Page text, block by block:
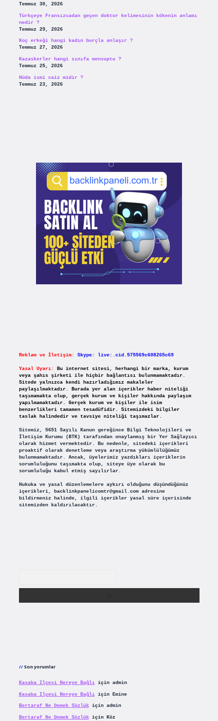
Temmuz 30, 2026
Türkçeye Fransızcadan geçen doktor kelimesinin kökenin anlamı
nedir ?
Temmuz 29, 2026
Koç erkeği hangi kadın burçla anlaşır ?
Temmuz 27, 2026
Kazaskerler hangi sınıfa mensuptu ?
Temmuz 25, 2026
Hüda ismi caiz midir ?
Temmuz 23, 2026
Reklam ve İletişim: Skype: live:.cid.575569c608265c69
Yasal Uyarı:
Bu internet sitesi, herhangi bir marka, kurum
veya şahıs şirketi ile hiçbir bağlantısı bulunmamaktadır.
Sitede yalnızca kendi hazırladığımız makaleler
paylaşılmaktadır. Burada yer alan içerikler haber niteliği
taşımamakta olup, gerçek kurum ve kişiler hakkında paylaşım
yapılmamaktadır. Gerçek kurum ve kişiler ile isim
benzerlikleri tamamen tesadüfidir. Sitemizdeki bilgiler
taslak halindedir ve tavsiye niteliği taşımazlar.
Sitemiz, 5651 Sayılı Kanun gereğince Bilgi Teknolojileri ve
İletişim Kurumu (BTK) tarafından onaylanmış bir Yer Sağlayıcı
olarak hizmet vermektedir. Bu nedenle, sitedeki içerikleri
proaktif olarak denetleme veya araştırma yükümlülüğümüz
bulunmamaktadır. Ancak, üyelerimiz yazdıkları içeriklerin
sorumluluğunu taşımakta olup, siteye üye olarak bu
sorumluluğu kabul etmiş sayılırlar.
Hukuka ve yasal düzenlemelere aykırı olduğunu düşündüğünüz
içerikleri, backlinkpanelicomtr@gmail.comadresine
bildirmeniz halinde, ilgili içerikler yasal süre içerisinde
sitemizden kaldırılacaktır.
Son yorumlar
Kasaba Ilçesi Nereye Bağlıiçin admin
Kasaba Ilçesi Nereye Bağlıiçin Emine
Bertaraf Ne Demek Sözlükiçin admin
Bertaraf Ne Demek Sözlükiçin Köz